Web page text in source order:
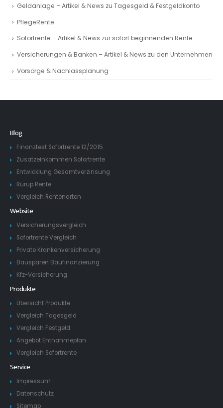
Geldanlage – Artikel & News zu Tagesgeld & Festgeldkonto
PflegeRente
Sofortrente – Artikel & News zur sofort beginnenden Rente
Versicherungen & Banken – Artikel & News zu den Unternehmen
Vorsorge & Nachlassplanung
Blog
Finanztest Sofortrente 12/2015
Zusatzeinkommen Sofortrente
Entwicklung Gesamtverzinsung
Rürup Rente
Vergleich Rentenarten
Website
Versicherungsvergleich
Sofortrente Vergleich
Private Krankenversicherung
Bausparen Baufinanzierung
Kfz-Versicherung
Produkte
Übersicht Produkte
Vergleich Tagesgeld
Vergleich Festgeld
Angebot Entnahmeplan
Vergleich Sofortrente
Service
Impressum
Datenschutz
Sitemap